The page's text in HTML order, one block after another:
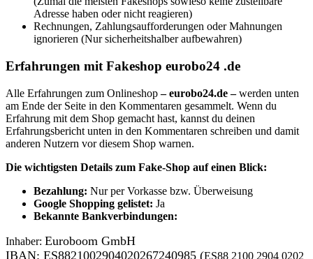
Adresse haben oder nicht reagieren)
Rechnungen, Zahlungsaufforderungen oder Mahnungen
ignorieren (Nur sicherheitshalber aufbewahren)
Erfahrungen mit Fakeshop eurobo24 .de
Alle Erfahrungen zum Onlineshop– eurobo24.de –werden unten
am Ende der Seite in den Kommentaren gesammelt. Wenn du
Erfahrung mit dem Shop gemacht hast, kannst du deinen
Erfahrungsbericht unten in den Kommentaren schreiben und damit
anderen Nutzern vor diesem Shop warnen.
Die wichtigsten Details zum Fake-Shop auf einen Blick:
Bezahlung: Nur per Vorkasse bzw. Überweisung
Google Shopping gelistet: Ja
Bekannte Bankverbindungen:
Inhaber: Euroboom GmbH
IBAN: ES8821002904020267240985 (ES88 2100 2904 0202